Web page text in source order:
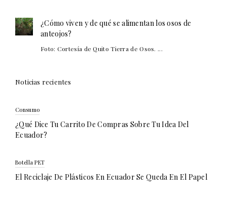
¿Cómo viven y de qué se alimentan los osos de
anteojos?
Foto: Cortesía de Quito Tierra de Osos. ...
Noticias recientes
Consumo
¿Qué Dice Tu Carrito De Compras Sobre Tu Idea Del
Ecuador?
Botella PET
El Reciclaje De Plásticos En Ecuador Se Queda En El Papel